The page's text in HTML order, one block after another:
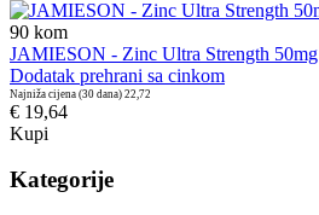
90 kom
JAMIESON - Zinc Ultra Strength 50mg
Dodatak prehrani sa cinkom
Najniža cijena (30 dana) 22,72
€ 19,64
Kupi
Kategorije